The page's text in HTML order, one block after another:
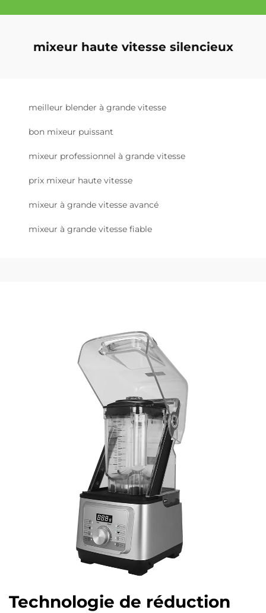
mixeur haute vitesse silencieux
meilleur blender à grande vitesse
bon mixeur puissant
mixeur professionnel à grande vitesse
prix mixeur haute vitesse
mixeur à grande vitesse avancé
mixeur à grande vitesse fiable
Technologie de réduction